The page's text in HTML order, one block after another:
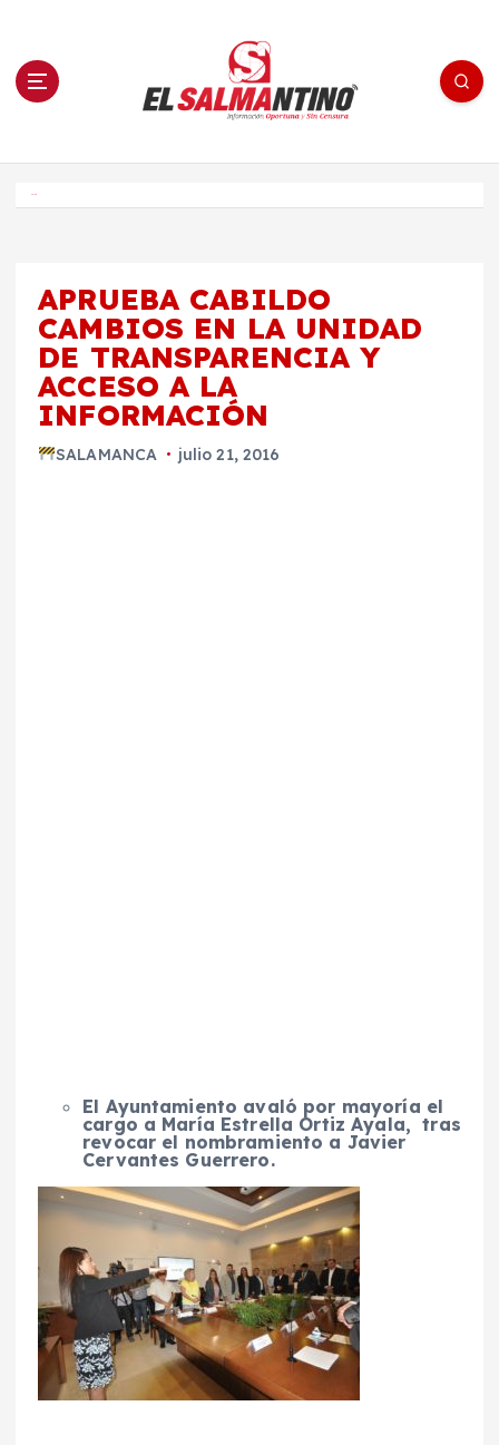
n El Salmantino - medios/noticias/editorial
APRUEBA CABILDO
CAMBIOS EN LA UNIDAD
DE TRANSPARENCIA Y
ACCESO A LA
INFORMACIÓN
SALAMANCA julio 21, 2016
El Ayuntamiento avaló por mayoría el
cargo a María Estrella Ortiz Ayala, tras
revocar el nombramiento a Javier
Cervantes Guerrero.